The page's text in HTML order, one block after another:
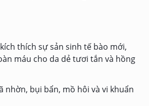
thích sự sản sinh tế bào mới,
máu cho da dẻ tươi tắn và hồng
nhờn, bụi bẩn, mồ hôi và vi khuẩn